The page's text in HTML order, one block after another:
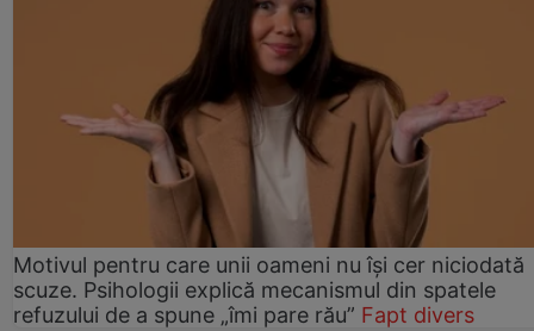
Motivul pentru care unii oameni nu își cer niciodată
scuze. Psihologii explică mecanismul din spatele
refuzului de a spune „îmi pare rău” Fapt divers